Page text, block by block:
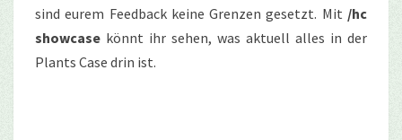
sind eurem Feedback keine Grenzen gesetzt. Mit /hc
showcase könnt ihr sehen, was aktuell alles in der
Plants Case drin ist.